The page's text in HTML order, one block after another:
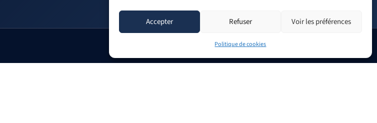
Accepter Refuser Voir les préférences
Politique de cookies
k